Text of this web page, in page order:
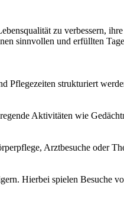
zu verbessern,
sinnvollen und erfüllten
Pflegezeiten strukturiert
Aktivitäten wie
Arztbesuche oder
Hierbei spielen Besuche